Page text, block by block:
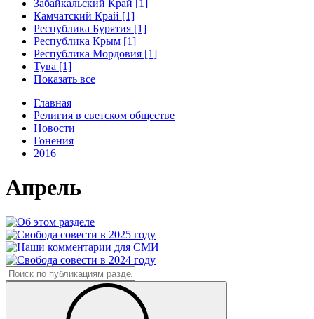
Забайкальский Край [1]
Камчатский Край [1]
Республика Бурятия [1]
Республика Крым [1]
Республика Мордовия [1]
Тува [1]
Показать все
Главная
Религия в светском обществе
Новости
Гонения
2016
Апрель